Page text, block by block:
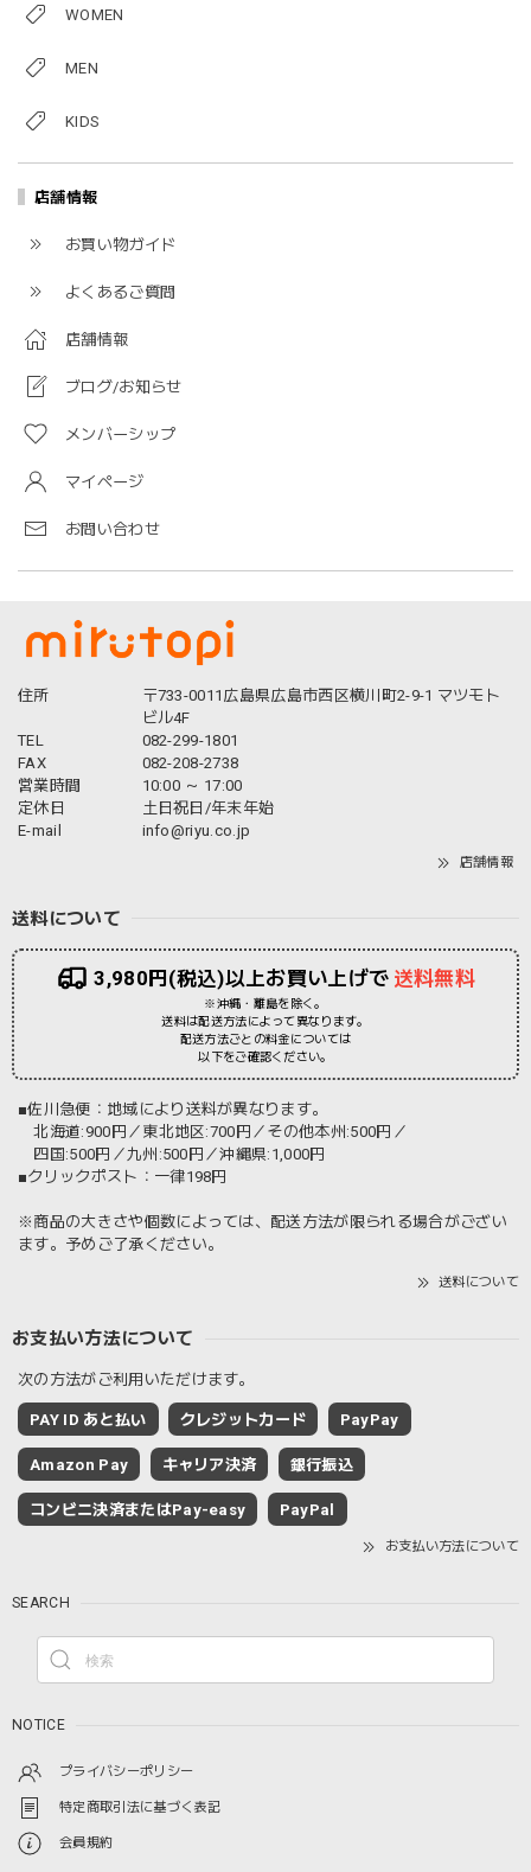
WOMEN
MEN
KIDS
店舗情報
お買い物ガイド
よくあるご質問
店舗情報
ブログ/お知らせ
メンバーシップ
マイページ
お問い合わせ
住所
〒733-0011広島県広島市西区横川町2-9-1 マツモト
ビル4F
TEL
082-299-1801
FAX
082-208-2738
営業時間
10:00 ～ 17:00
定休日
土日祝日/年末年始
E-mail
info@riyu.co.jp
店舗情報
送料について
3,980円(税込)以上お買い上げで 送料無料
※沖縄・離島を除く。
送料は配送方法によって異なります。
配送方法ごとの料金については
以下をご確認ください。
■佐川急便：地域により送料が異なります。
北海道:900円／東北地区:700円／その他本州:500円／
四国:500円／九州:500円／沖縄県:1,000円
■クリックポスト：一律198円
※商品の大きさや個数によっては、配送方法が限られる場合がござい
ます。予めご了承ください。
送料について
お支払い方法について
次の方法がご利用いただけます。
PAY ID あと払い クレジットカード PayPay
Amazon Pay キャリア決済 銀行振込
コンビニ決済またはPay-easy PayPal
お支払い方法について
SEARCH
NOTICE
プライバシーポリシー
特定商取引法に基づく表記
会員規約